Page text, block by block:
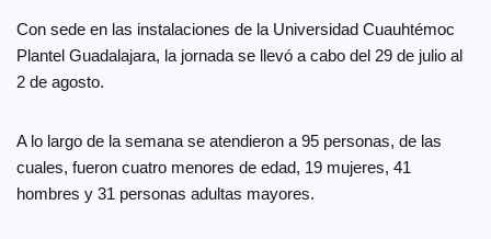
Con sede en las instalaciones de la Universidad Cuauhtémoc
Plantel Guadalajara, la jornada se llevó a cabo del 29 de julio al
2 de agosto.
A lo largo de la semana se atendieron a 95 personas, de las
cuales, fueron cuatro menores de edad, 19 mujeres, 41
hombres y 31 personas adultas mayores.